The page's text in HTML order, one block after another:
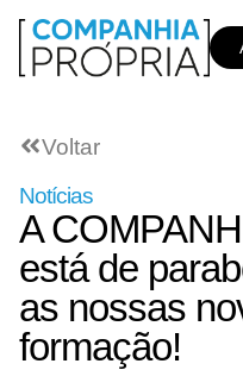
Voltar
Notícias
A
está de
as nossas
formação!